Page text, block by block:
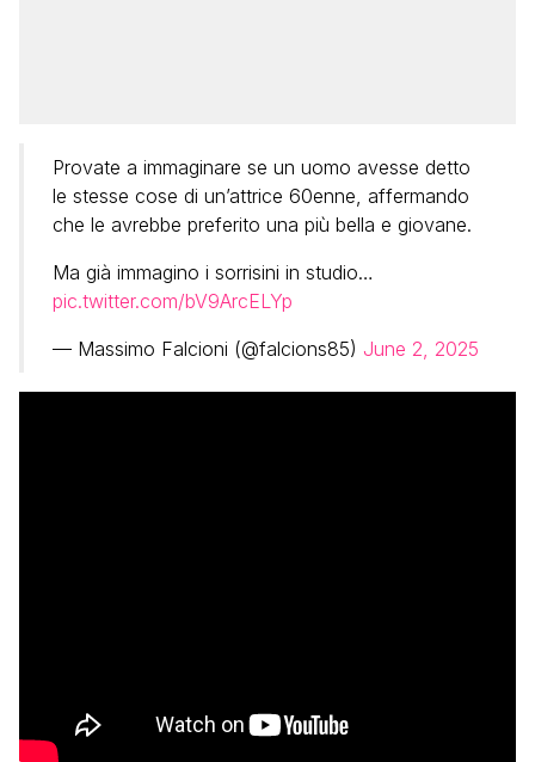
Provate a immaginare se un uomo avesse detto
le stesse cose di un’attrice 60enne, affermando
che le avrebbe preferito una più bella e giovane.
Ma già immagino i sorrisini in studio…
pic.twitter.com/bV9ArcELYp
— Massimo Falcioni (@falcions85) June 2, 2025